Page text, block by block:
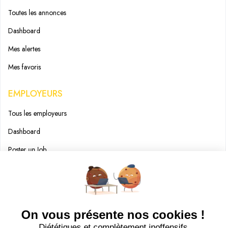
Toutes les annonces
Dashboard
Mes alertes
Mes favoris
EMPLOYEURS
Tous les employeurs
Dashboard
Poster un Job
Ajouter mon salon